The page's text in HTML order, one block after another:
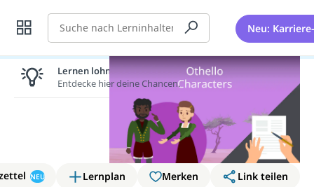
Suche Neu:
NEU Lernplan Merken
Link teilen
Lernen lohnt sich!
Entdecke hier deine Chancen.